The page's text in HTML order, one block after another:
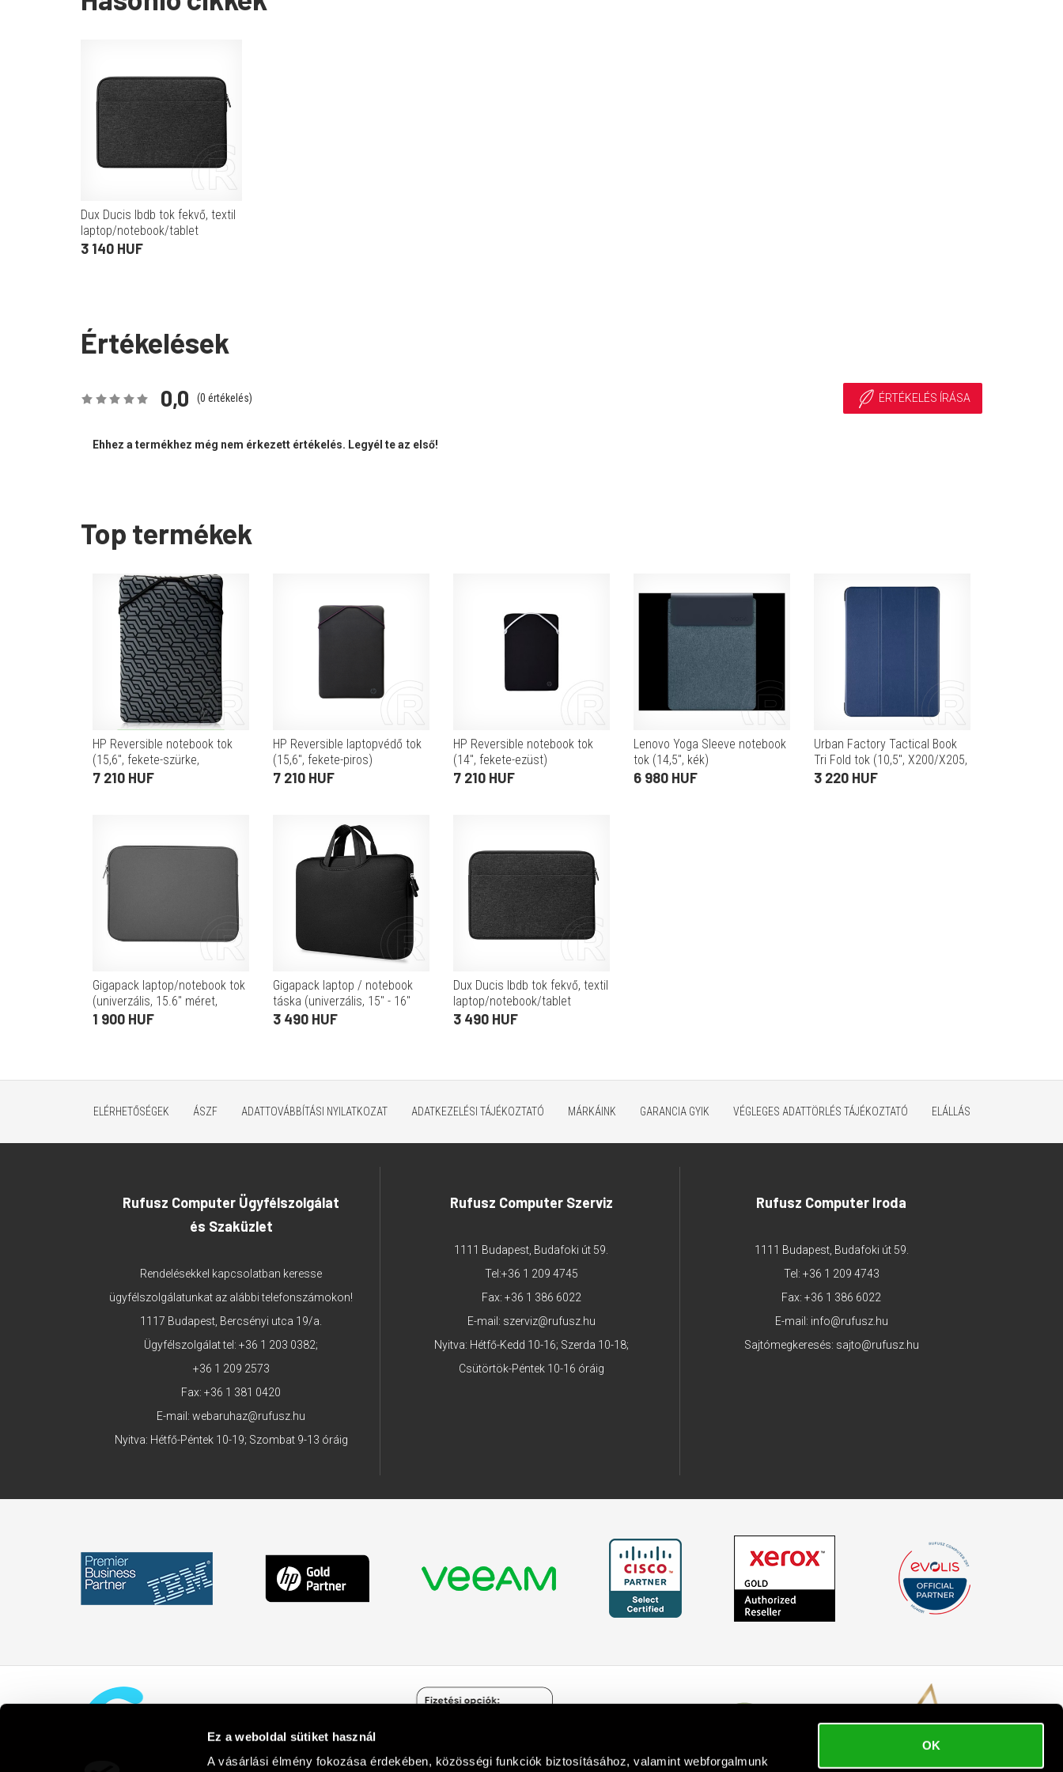
Ez a weboldal sütiket használ
A vásárlási élmény fokozása érdekében, közösségi funkciók biztosításához, valamint webforgalmunk
OK
Dux Ducis lbdb tok fekvő, textil
laptop/notebook/tablet
(univerzális, vízálló, 14-15.4"
3 140 HUF
Értékelések
0,0 (0 értékelés) ÉRTÉKELÉS ÍRÁSA
Ehhez a termékhez még nem érkezett értékelés. Legyél te az első!
Top termékek
HP Reversible notebook tok
(15,6", fekete-szürke,
geometrikus minta)
7 210 HUF
HP Reversible laptopvédő tok
(15,6", fekete-piros)
7 210 HUF
HP Reversible notebook tok
(14", fekete-ezüst)
7 210 HUF
Lenovo Yoga Sleeve notebook
tok (14,5", kék)
6 980 HUF
Urban Factory Tactical Book
Tri Fold tok (10,5", X200/X205,
Galaxy Tab A8, kék)
3 220 HUF
Gigapack laptop/notebook tok
(univerzális, 15.6" méret,
400x305x20mm, cseppálló,
1 900 HUF
Gigapack laptop / notebook
táska (univerzális, 15" - 16"
méret, karcolásmentesítő
3 490 HUF
Dux Ducis lbdb tok fekvő, textil
laptop/notebook/tablet
(univerzális, vízálló, 15.5-16"
3 490 HUF
ELÉRHETŐSÉGEK ÁSZF ADATTOVÁBBÍTÁSI NYILATKOZAT ADATKEZELÉSI TÁJÉKOZTATÓ MÁRKÁINK GARANCIA GYIK VÉGLEGES ADATTÖRLÉS TÁJÉKOZTATÓ ELÁLLÁS
Rufusz Computer Ügyfélszolgálat
és Szaküzlet
Rendelésekkel kapcsolatban keresse
ügyfélszolgálatunkat az alábbi telefonszámokon!
1117 Budapest, Bercsényi utca 19/a.
Ügyfélszolgálat tel:+36 1 203 0382;
+36 1 209 2573
Fax: +36 1 381 0420
E-mail:webaruhaz@rufusz.hu
Nyitva: Hétfő-Péntek 10-19; Szombat 9-13 óráig
Rufusz Computer Szerviz
1111 Budapest, Budafoki út 59.
Tel:+36 1 209 4745
Fax: +36 1 386 6022
E-mail: szerviz@rufusz.hu
Nyitva: Hétfő-Kedd 10-16; Szerda 10-18;
Csütörtök-Péntek 10-16 óráig
Rufusz Computer Iroda
1111 Budapest, Budafoki út 59.
Tel: +36 1 209 4743
Fax: +36 1 386 6022
E-mail: info@rufusz.hu
Sajtómegkeresés: sajto@rufusz.hu